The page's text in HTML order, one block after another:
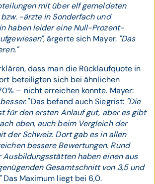
mit über elf gemeldeten
-ärzte in Sonderfach und
haben leider eine Null-Prozent-
ärgerte sich Mayer. "Das
dass man die Rücklaufquote in
beteiligten sich bei ähnlichen
– nicht erreichen konnte. Mayer:
Das befand auch Siegrist: "Die
für den ersten Anlauf gut, aber es gibt
oben, auch beim Vergleich der
der Schweiz. Dort gab es in allen
bessere Bewertungen. Rund
Ausbildungsstätten haben einen aus
Gesamtschnitt von 3,5 und
Das Maximum liegt bei 6,0.